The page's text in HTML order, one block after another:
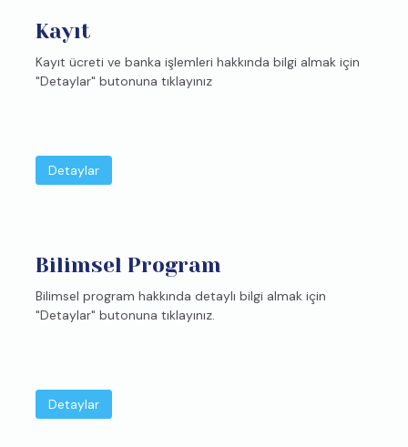
Kayıt
Kayıt ücreti ve banka işlemleri hakkında bilgi almak için
"Detaylar" butonuna tıklayınız
Detaylar
Bilimsel Program
Bilimsel program hakkında detaylı bilgi almak için
"Detaylar" butonuna tıklayınız.
Detaylar